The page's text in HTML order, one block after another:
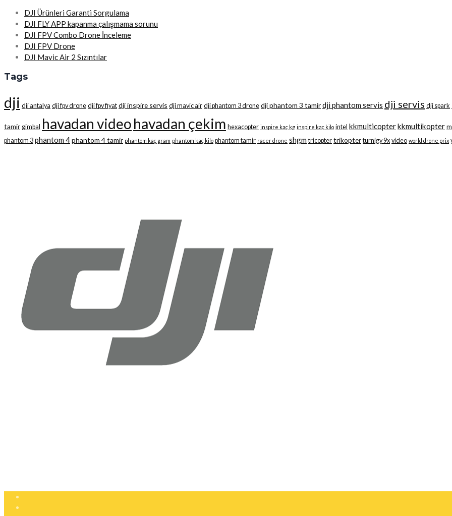
DJI Ürünleri Garanti Sorgulama
DJI FLY APP kapanma çalışmama sorunu
DJI FPV Combo Drone İnceleme
DJI FPV Drone
DJI Mavic Air 2 Sızıntılar
Tags
dji dji antalya dji fpv drone dji fpv fiyat dji inspire servis dji mavic air dji phantom 3 drone dji phantom 3 tamirdji phantom servis dji servis dji spark
tamir gimbal havadan videohavadan çekim hexacopter inspire kaç kg inspire kaç kilo intel kkmulticopterkkmultikopter
phantom 3 phantom 4phantom 4 tamir phantom kaç gram phantom kaç kilo phantom tamir racer drone shgm tricopter trikopter turnigy 9x video world drone prix